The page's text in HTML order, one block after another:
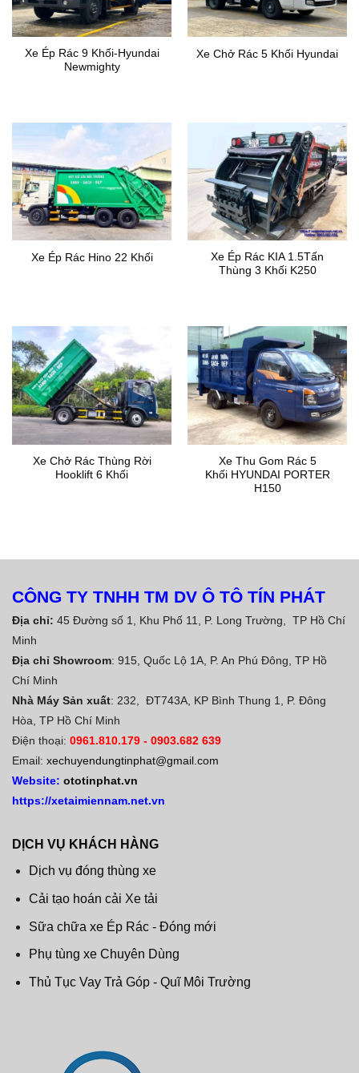
Xe Ép Rác 9 Khối-Hyundai
Newmighty
Xe Chở Rác 5 Khối Hyundai
Xe Ép Rác Hino 22 Khối
Xe Ép Rác KIA 1.5Tấn
Thùng 3 Khối K250
Xe Chở Rác Thùng Rời
Hooklift 6 Khối
Xe Thu Gom Rác 5
Khối HYUNDAI PORTER
H150
CÔNG TY TNHH TM DV Ô TÔ TÍN PHÁT
Địa chỉ: 45 Đường số 1, Khu Phố 11, P. Long Trường, TP Hồ Chí
Minh
Địa chỉ Showroom: 915, Quốc Lộ 1A, P. An Phú Đông, TP Hồ
Chí Minh
Nhà Máy Sản xuất: 232, ĐT743A, KP Bình Thung 1, P. Đông
Hòa, TP Hồ Chí Minh
Điện thoại: 0961.810.179 - 0903.682 639
Email: xechuyendungtinphat@gmail.com
Website: ototinphat.vn
https://xetaimiennam.net.vn
DỊCH VỤ KHÁCH HÀNG
Dịch vụ đóng thùng xe
Cải tạo hoán cải Xe tải
Sữa chữa xe Ép Rác - Đóng mới
Phụ tùng xe Chuyên Dùng
Thủ Tục Vay Trả Góp - Quĩ Môi Trường